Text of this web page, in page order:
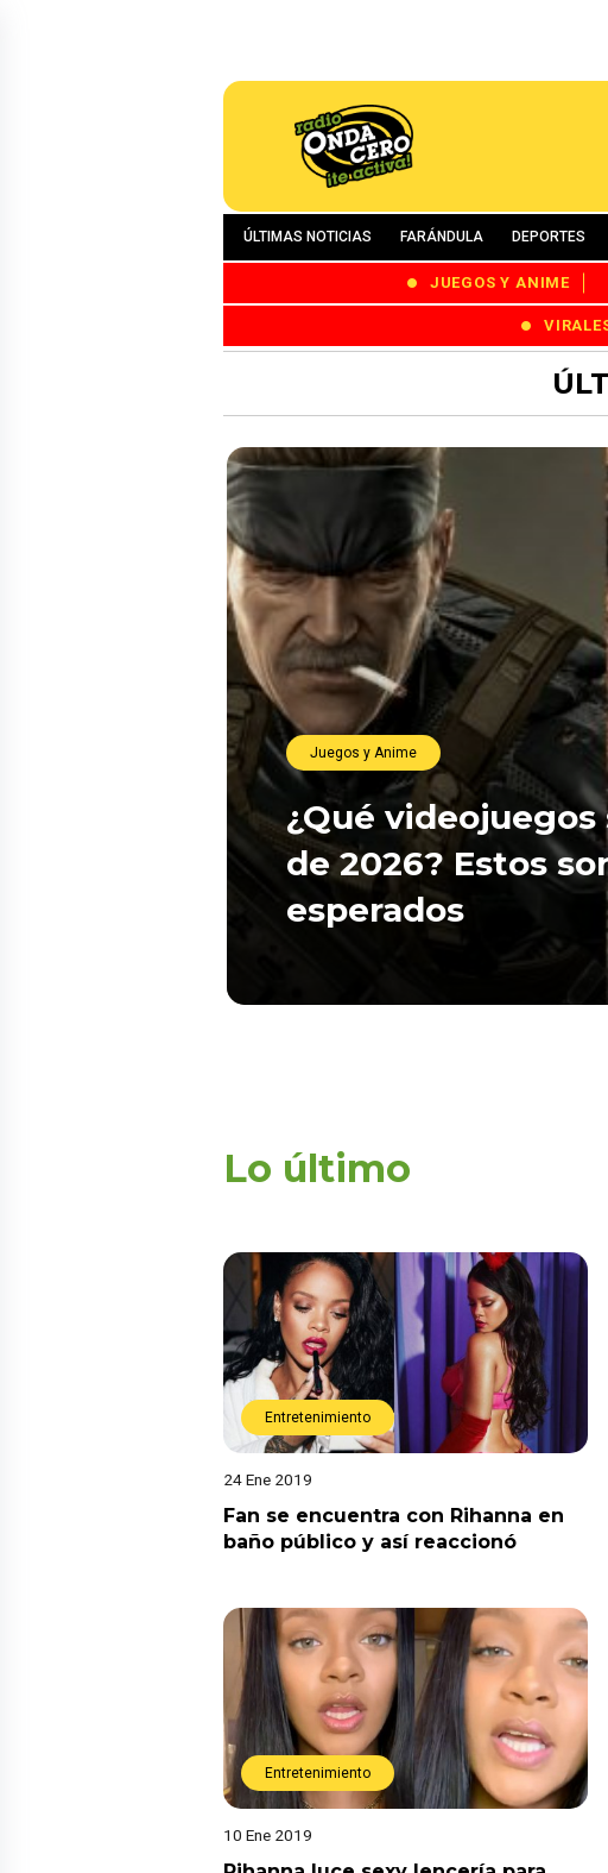
ÚLTIMAS NOTICIAS FARÁNDULA DEPORTES
JUEGOS Y ANIME
Juegos y Anime
¿Qué
de 2026? Estos
esperados
Lo último
Entretenimiento
24 Ene 2019
Fan se encuentra con Rihanna en
baño público y así reaccionó
Entretenimiento
10 Ene 2019